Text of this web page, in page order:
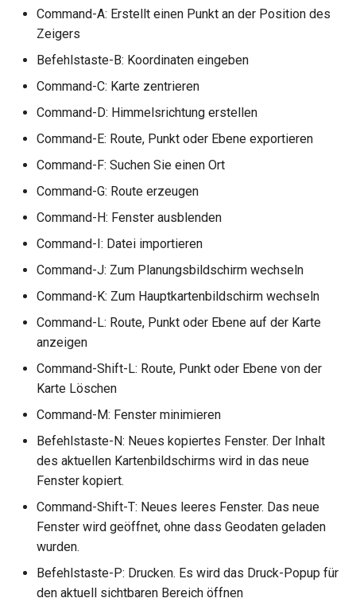
Command-A: Erstellt einen Punkt an der Position des
Zeigers
Befehlstaste-B: Koordinaten eingeben
Command-C: Karte zentrieren
Command-D: Himmelsrichtung erstellen
Command-E: Route, Punkt oder Ebene exportieren
Command-F: Suchen Sie einen Ort
Command-G: Route erzeugen
Command-H: Fenster ausblenden
Command-I: Datei importieren
Command-J: Zum Planungsbildschirm wechseln
Command-K: Zum Hauptkartenbildschirm wechseln
Command-L: Route, Punkt oder Ebene auf der Karte
anzeigen
Command-Shift-L: Route, Punkt oder Ebene von der
Karte Löschen
Command-M: Fenster minimieren
Befehlstaste-N: Neues kopiertes Fenster. Der Inhalt
des aktuellen Kartenbildschirms wird in das neue
Fenster kopiert.
Command-Shift-T: Neues leeres Fenster. Das neue
Fenster wird geöffnet, ohne dass Geodaten geladen
wurden.
Befehlstaste-P: Drucken. Es wird das Druck-Popup für
den aktuell sichtbaren Bereich öffnen